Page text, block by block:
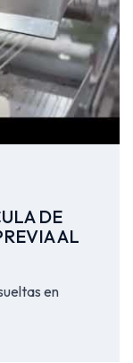
DE
AL
en